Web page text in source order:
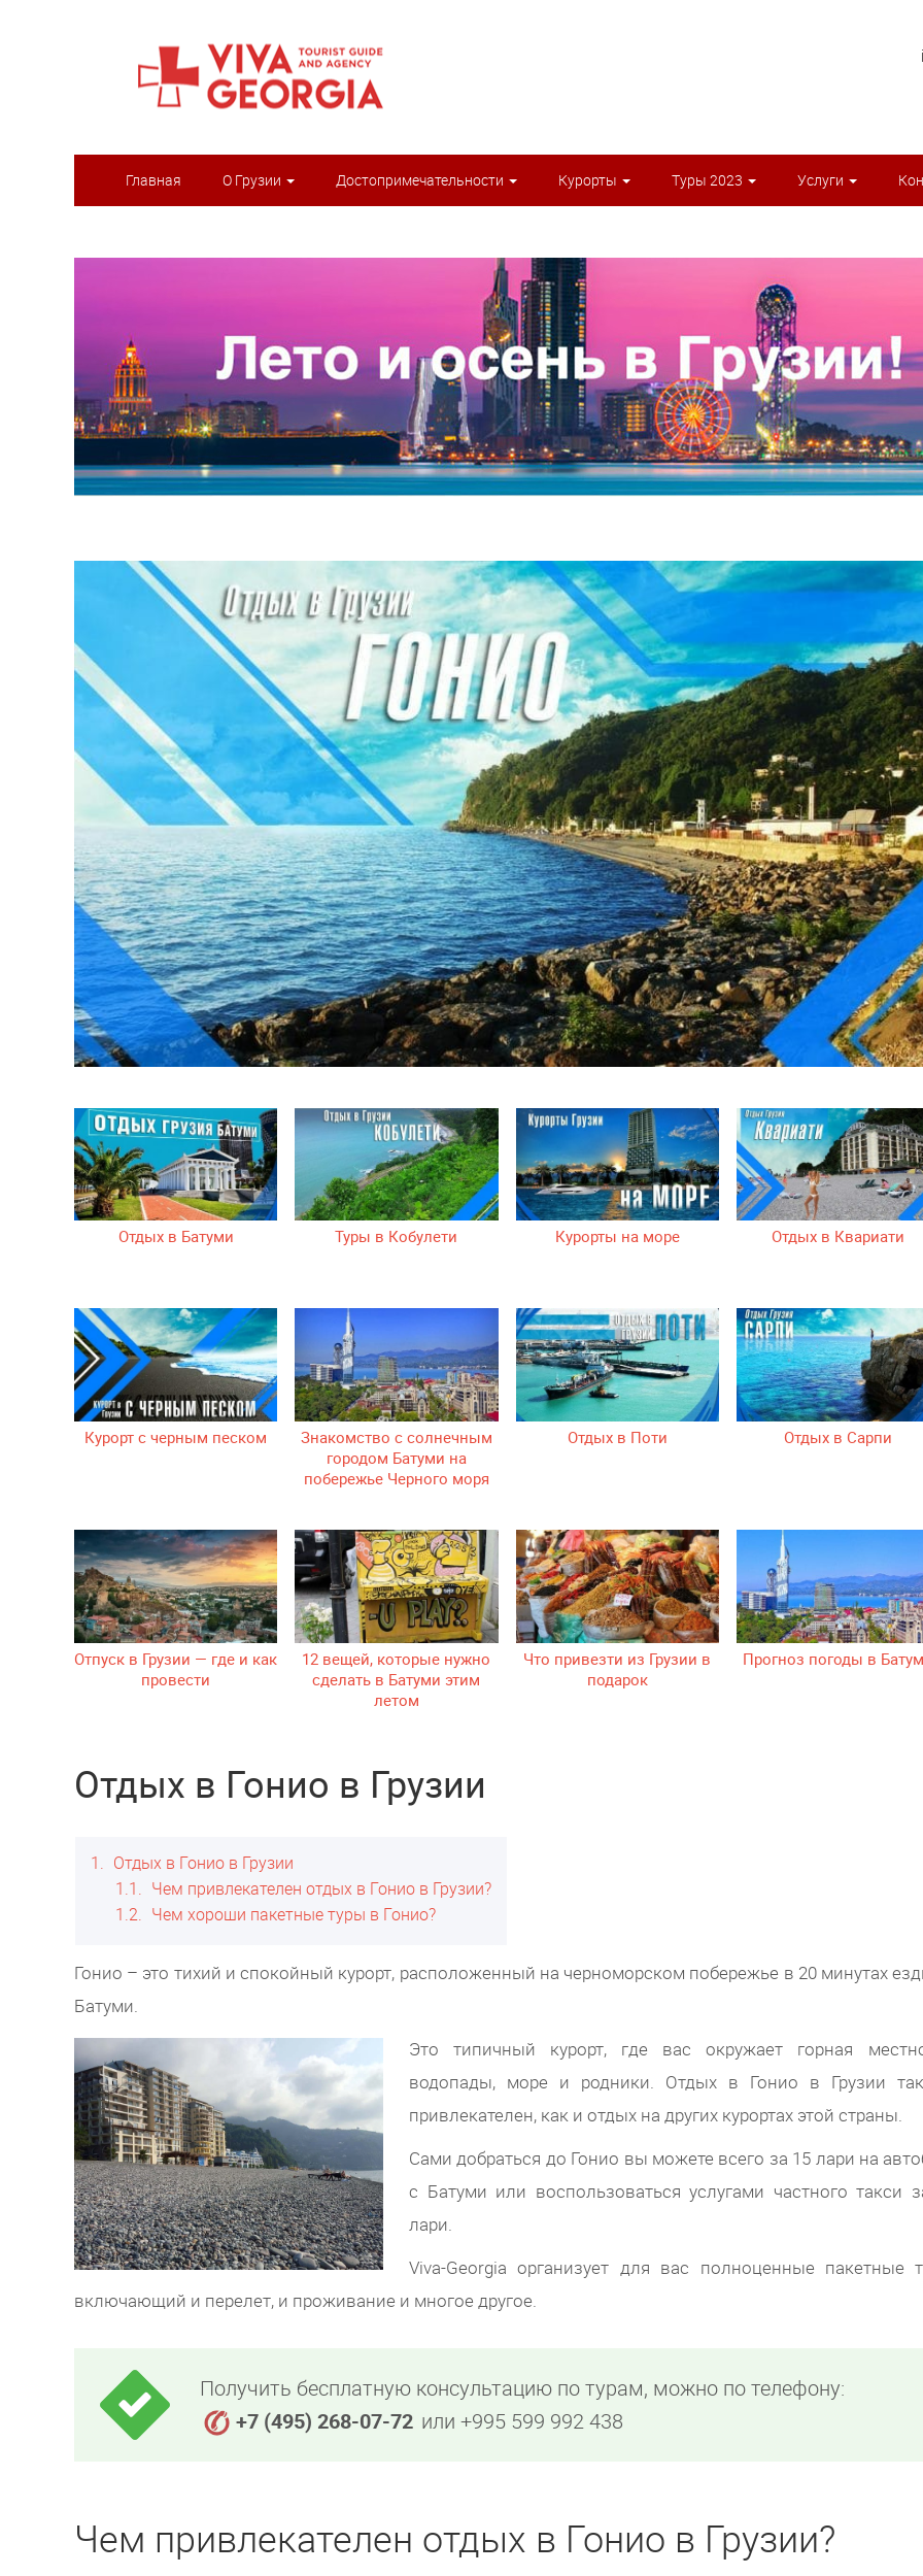
Главная О Грузии Достопримечательности Курорты Туры 2023 Услуги
Отдых в Батуми Туры в Кобулети Курорты на море Отдых в Квариати
Курорт с черным песком
Знакомство с солнечным
городом Батуми на
побережье Черного моря
Отдых в Поти Отдых в Сарпи
Отпуск в Грузии — где и как
провести
12 вещей, которые нужно
сделать в Батуми этим
летом
Что привезти из Грузии в
подарок
Прогноз погоды в
Отдых в Гонио в Грузии
1
Отдых в Гонио в Грузии
1.1
Чем привлекателен отдых в Гонио в Грузии?
1.2
Чем хороши пакетные туры в Гонио?
Гонио – это тихий и спокойный курорт, расположенный на черноморском побережье в 20 минутах
Батуми.
Это типичный курорт, где вас окружает горная
водопады, море и родники. Отдых в Гонио в Грузии
привлекателен, как и отдых на других курортах этой страны.
Сами добраться до Гонио вы можете всего за 15 лари на
с Батуми или воспользоваться услугами частного такси
лари.
Viva-Georgia организует для вас полноценные пакетные
включающий и перелет, и проживание и многое другое.
Получить бесплатную консультацию по турам, можно по телефону:
+7 (495) 268-07-72 или +995 599 992 438
Чем привлекателен отдых в Гонио в Грузии?